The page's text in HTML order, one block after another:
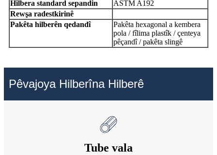
Hilbera standard sepandin
ASTM A192
Rewşa radestkirinê
Pakêta hilberên qedandî
Pakêta hexagonal a kembera
pola / fîlima plastîk / çenteya
pêçandî / pakêta slingê
Pêvajoya Hilberîna Hilberê
Tube vala